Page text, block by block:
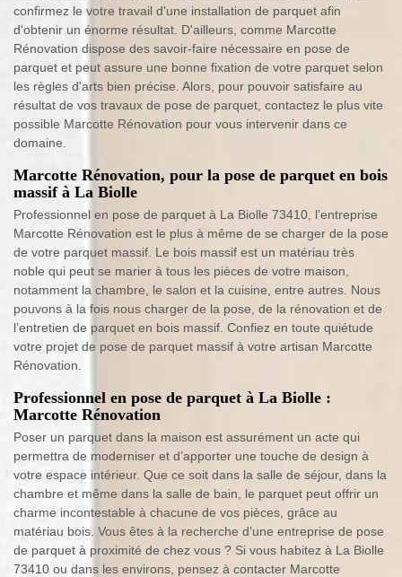
confirmez le votre travail d'une installation de parquet afin
d'obtenir un énorme résultat. D'ailleurs, comme Marcotte
Rénovation dispose des savoir-faire nécessaire en pose de
parquet et peut assure une bonne fixation de votre parquet selon
les règles d'arts bien précise. Alors, pour pouvoir satisfaire au
résultat de vos travaux de pose de parquet, contactez le plus vite
possible Marcotte Rénovation pour vous intervenir dans ce
domaine.
Marcotte Rénovation, pour la pose de parquet en bois
massif à La Biolle
Professionnel en pose de parquet à La Biolle 73410, l’entreprise
Marcotte Rénovation est le plus à même de se charger de la pose
de votre parquet massif. Le bois massif est un matériau très
noble qui peut se marier à tous les pièces de votre maison,
notamment la chambre, le salon et la cuisine, entre autres. Nous
pouvons à la fois nous charger de la pose, de la rénovation et de
l’entretien de parquet en bois massif. Confiez en toute quiétude
votre projet de pose de parquet massif à votre artisan Marcotte
Rénovation.
Professionnel en pose de parquet à La Biolle :
Marcotte Rénovation
Poser un parquet dans la maison est assurément un acte qui
permettra de moderniser et d’apporter une touche de design à
votre espace intérieur. Que ce soit dans la salle de séjour, dans la
chambre et même dans la salle de bain, le parquet peut offrir un
charme incontestable à chacune de vos pièces, grâce au
matériau bois. Vous êtes à la recherche d’une entreprise de pose
de parquet à proximité de chez vous ? Si vous habitez à La Biolle
73410 ou dans les environs, pensez à contacter Marcotte